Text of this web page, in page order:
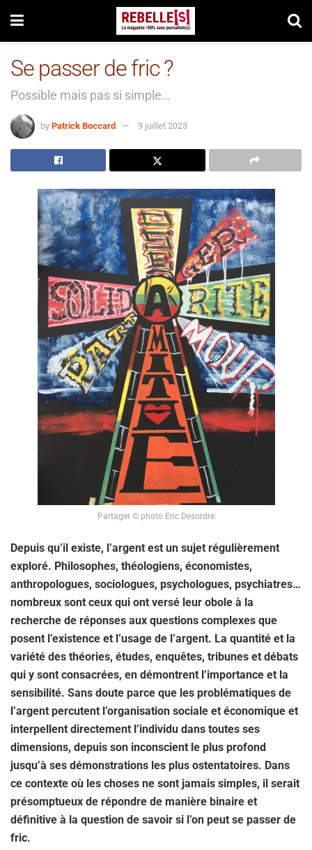
Se passer de fric ?
Possible mais pas si simple…
by Patrick Boccard 9 juillet 2023
Partager © photo Eric Desordre
Depuis qu’il existe, l’argent est un sujet régulièrement
exploré. Philosophes, théologiens, économistes,
anthropologues, sociologues, psychologues, psychiatres…
nombreux sont ceux qui ont versé leur obole à la
recherche de réponses aux questions complexes que
posent l’existence et l’usage de l’argent. La quantité et la
variété des théories, études, enquêtes, tribunes et débats
qui y sont consacrées, en démontrent l’importance et la
sensibilité. Sans doute parce que les problématiques de
l’argent percutent l’organisation sociale et économique et
interpellent directement l’individu dans toutes ses
dimensions, depuis son inconscient le plus profond
jusqu’à ses démonstrations les plus ostentatoires. Dans
ce contexte où les choses ne sont jamais simples, il serait
présomptueux de répondre de manière binaire et
définitive à la question de savoir si l’on peut se passer de
fric.